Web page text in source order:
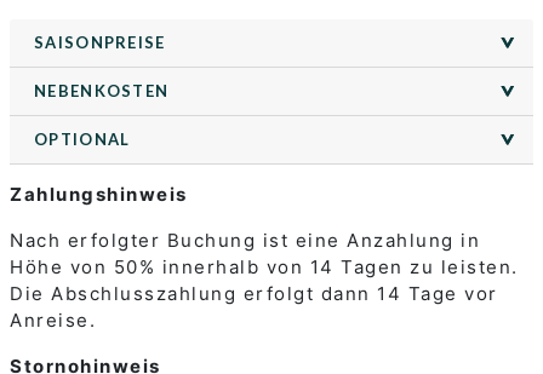
>
SAISONPREISE >
>
NEBENKOSTEN >
>
OPTIONAL >
Zahlungshinweis
Nach erfolgter Buchung ist eine Anzahlung in
Höhe von 50% innerhalb von 14 Tagen zu leisten.
Die Abschlusszahlung erfolgt dann 14 Tage vor
Anreise.
Stornohinweis